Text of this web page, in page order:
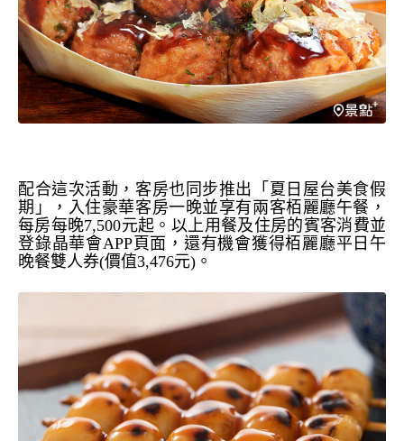
配合這次活動，客房也同步推出「夏日屋台美食假
期」，入住豪華客房一晚並享有兩客栢麗廳午餐，
每房每晚7,500元起。 以上用餐及住房的賓客消費並
登錄晶華會APP頁面，還有機會獲得栢麗廳平日午
晚餐雙人券(價值3,476元) 。